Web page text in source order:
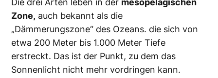
Die drei Arten leben in der mesopelagischen
Zone, auch bekannt als die
„Dämmerungszone“ des Ozeans. die sich von
etwa 200 Meter bis 1.000 Meter Tiefe
erstreckt. Das ist der Punkt, zu dem das
Sonnenlicht nicht mehr vordringen kann.